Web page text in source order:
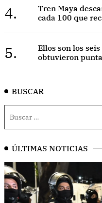
4.
Tren Maya
cada 100 que
5.
Ellos son los
obtuvieron
BUSCAR
ÚLTIMAS NOTICIAS